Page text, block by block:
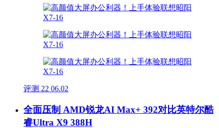
评测 22 06.02
全面压制 AMD锐龙AI Max+ 392对比英特尔酷
睿Ultra X9 388H